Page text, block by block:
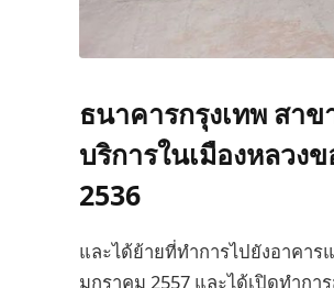
ธนาคารกรุงเทพ สา
บริการในเมืองหลวง
2536
และได้ย้ายที่ทำการไปยังอาคา
มกราคม 2557 และได้เปิดทำกา